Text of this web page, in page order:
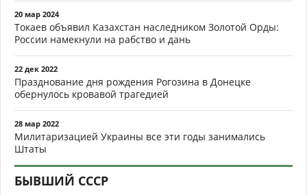
20 мар 2024
Токаев объявил Казахстан наследником Золотой Орды:
России намекнули на рабство и дань
22 дек 2022
Празднование дня рождения Рогозина в Донецке
обернулось кровавой трагедией
28 мар 2022
Милитаризацией Украины все эти годы занимались
Штаты
БЫВШИЙ СССР